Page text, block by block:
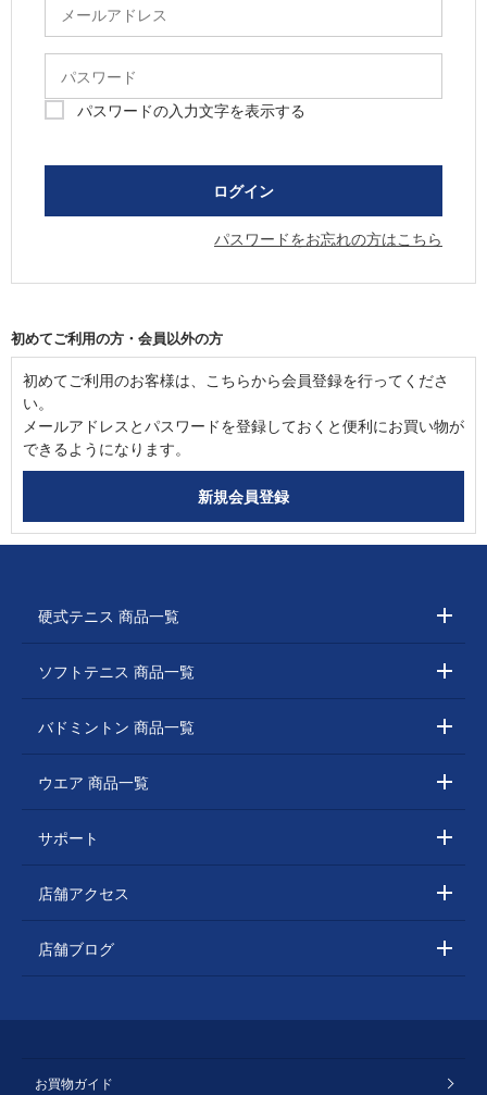
パスワードの入力文字を表示する
パスワードをお忘れの方はこちら
初めてご利用の方・会員以外の方
初めてご利用のお客様は、こちらから会員登録を行ってくださ
い。
メールアドレスとパスワードを登録しておくと便利にお買い物が
できるようになります。
硬式テニス 商品一覧
ソフトテニス 商品一覧
バドミントン 商品一覧
ウエア 商品一覧
サポート
店舗アクセス
店舗ブログ
お買物ガイド